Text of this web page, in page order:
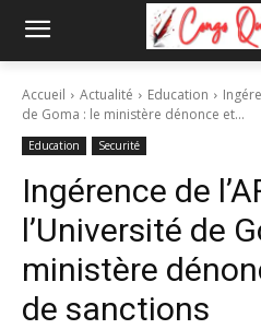
Accueil Actualité Education
de Goma : le ministère dénonce et...
Education Securité
Ingérence de
l’Université de
ministère
de sanctions